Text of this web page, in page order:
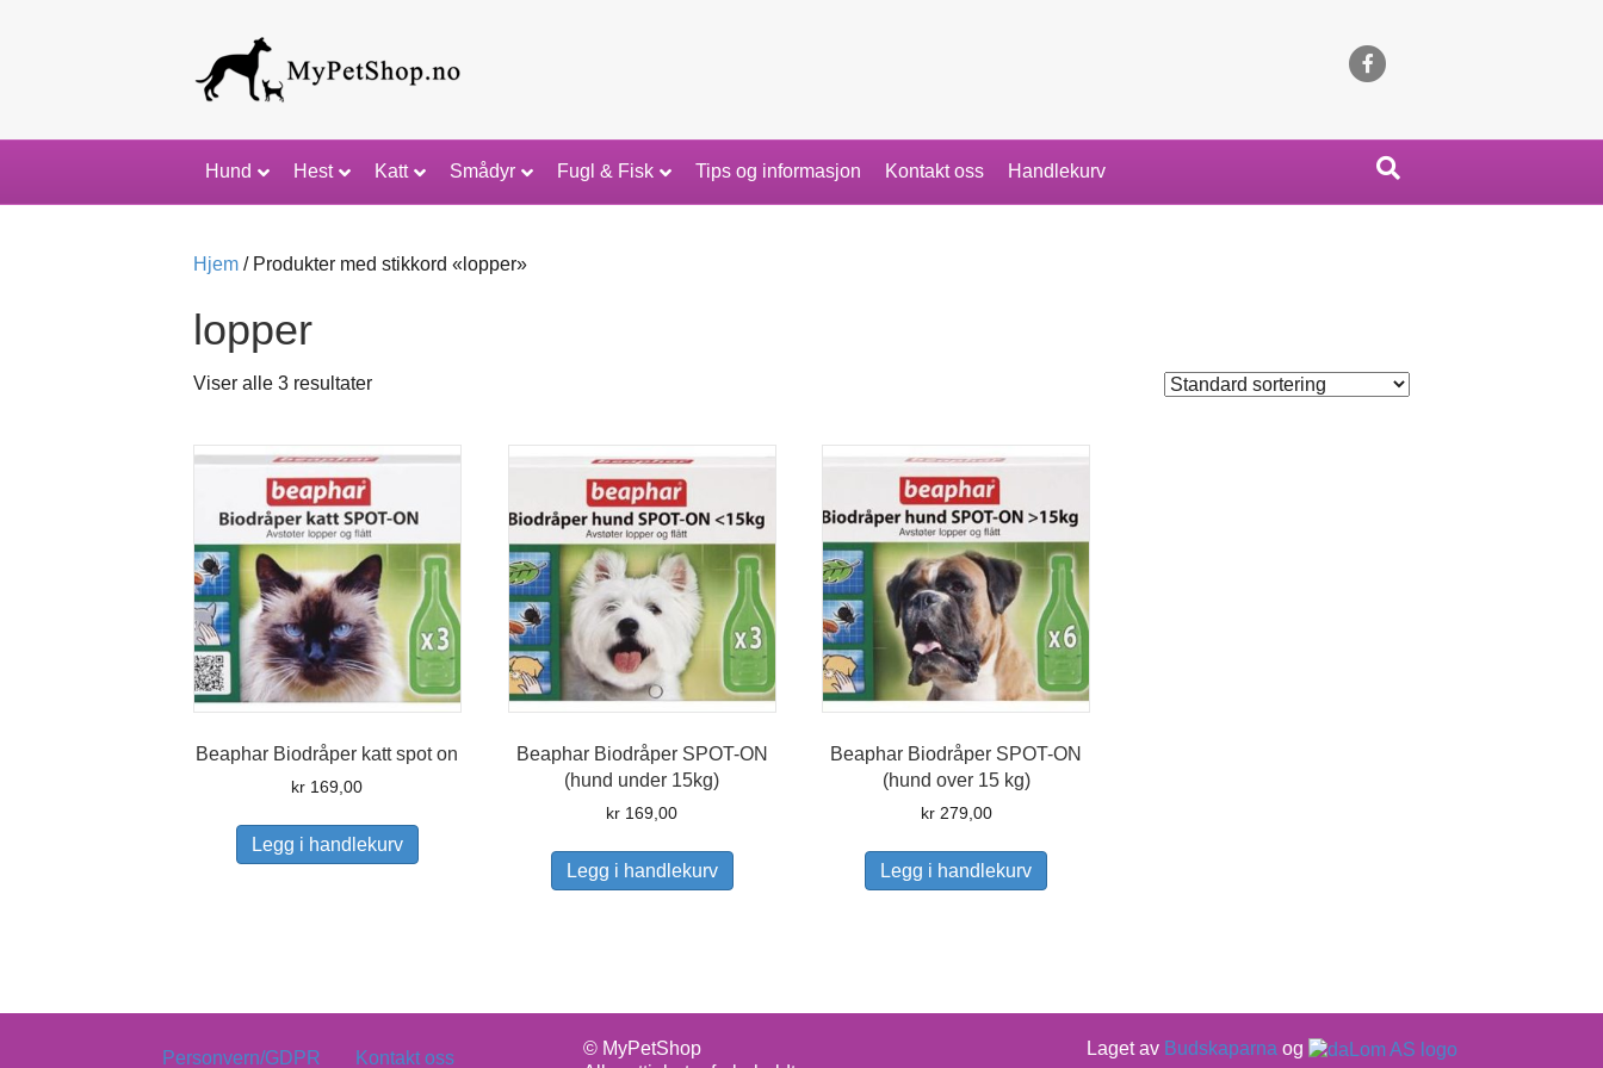
Hund Hest Katt Smådyr Fugl & Fisk Tips og informasjon Kontakt oss Handlekurv
Hjem / Produkter med stikkord «lopper»
lopper
Viser alle 3 resultater
Beaphar Biodråper katt spot on
kr 169,00
Legg i handlekurv
Beaphar Biodråper SPOT-ON
(hund under 15kg)
kr 169,00
Legg i handlekurv
Beaphar Biodråper SPOT-ON
(hund over 15 kg)
kr279,00
Legg i handlekurv
Personvern/GDPR Kontakt oss
© MyPetShop
Laget av Budskaparna og